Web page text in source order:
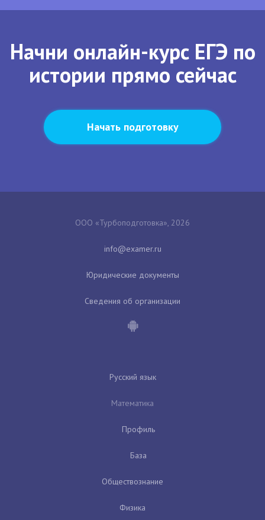
Начни онлайн-курс ЕГЭ по
истории прямо сейчас
Начать подготовку
ООО «Турбоподготовка», 2026
Юридические документы
Сведения об организации
Русский язык
Математика
Профиль
База
Обществознание
Физика